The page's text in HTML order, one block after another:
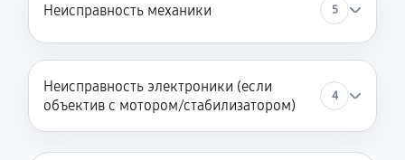
Неисправность механики 5
Неисправность электроники (если
объектив с мотором/стабилизатором)
4